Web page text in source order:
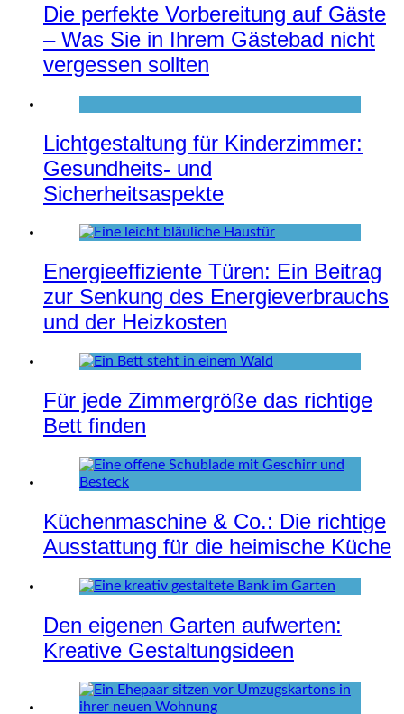
Die perfekte Vorbereitung auf Gäste
– Was Sie in Ihrem Gästebad nicht
vergessen sollten
Lichtgestaltung für Kinderzimmer:
Gesundheits- und
Sicherheitsaspekte
Energieeffiziente Türen: Ein Beitrag
zur Senkung des Energieverbrauchs
und der Heizkosten
Für jede Zimmergröße das richtige
Bett finden
Küchenmaschine & Co.: Die richtige
Ausstattung für die heimische Küche
Den eigenen Garten aufwerten:
Kreative Gestaltungsideen